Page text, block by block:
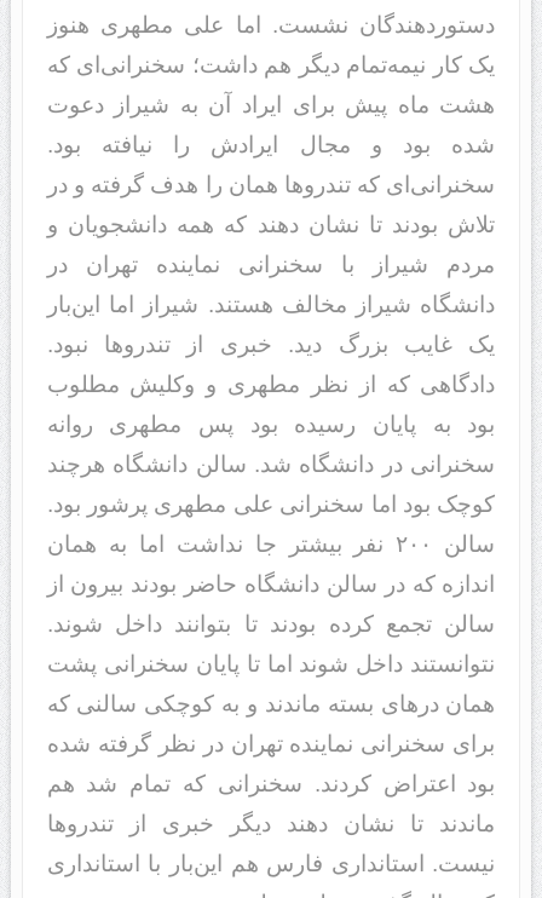
دستور‌دهندگان نشست. اما علی مطهری هنوز
یک کار نیمه‌تمام دیگر هم داشت؛ سخنرانی‌ای که
هشت ماه پیش برای ایراد آن به شیراز دعوت
شده بود و مجال ایرادش را نیافته بود.
سخنرانی‌ای که تندروها همان را هدف گرفته و در
تلاش بودند تا نشان دهند که همه دانشجویان و
مردم شیراز با سخنرانی نماینده تهران در
دانشگاه شیراز مخالف هستند. شیراز اما این‌بار
یک غایب بزرگ دید. خبری از تندروها نبود.
دادگاهی که از نظر مطهری و وکلیش مطلوب
بود به پایان رسیده بود پس مطهری روانه
سخنرانی در دانشگاه شد. سالن دانشگاه هرچند
کوچک بود اما سخنرانی علی مطهری پرشور بود.
سالن ٢٠٠ نفر بیشتر جا نداشت اما به همان
اندازه که در سالن دانشگاه حاضر بودند بیرون از
سالن تجمع کرده بودند تا بتوانند داخل شوند.
نتوانستند داخل شوند اما تا پایان سخنرانی پشت
همان درهای بسته ماندند و به کوچکی سالنی که
برای سخنرانی نماینده تهران در نظر گرفته شده
بود اعتراض کردند. سخنرانی که تمام شد هم
ماندند تا نشان دهند دیگر خبری از تندروها
نیست. استانداری فارس هم این‌بار با استانداری